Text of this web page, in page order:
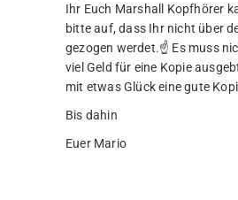
Ihr Euch Marshall Kopfhörer
bitte auf, dass Ihr nicht über
gezogen werdet.☝️ Es muss
viel Geld für eine Kopie
mit etwas Glück eine gute
Bis dahin
Euer Mario